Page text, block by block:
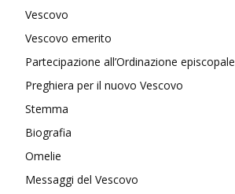
Vescovo
Vescovo emerito
Partecipazione all’Ordinazione episcopale
Preghiera per il nuovo Vescovo
Stemma
Biografia
Omelie
Messaggi del Vescovo